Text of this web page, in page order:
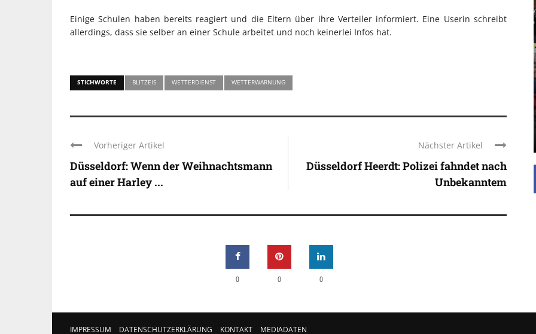
Einige Schulen haben bereits reagiert und die Eltern über ihre Verteiler informiert. Eine Userin schreibt
allerdings, dass sie selber an einer Schule arbeitet und noch keinerlei Infos hat.
STICHWORTE BLITZEIS WETTERDIENST WETTERWARNUNG
Vorheriger Artikel
Düsseldorf: Wenn der Weihnachtsmann
auf einer Harley ...
Nächster Artikel
Düsseldorf Heerdt: Polizei fahndet nach
Unbekanntem
0 0 0
INDUSTRIELLER CHIC: WIE
KUNSTSTOFFFENSTER DEN
IMPRESSUM DATENSCHUTZERKLÄRUNG KONTAKT MEDIADATEN